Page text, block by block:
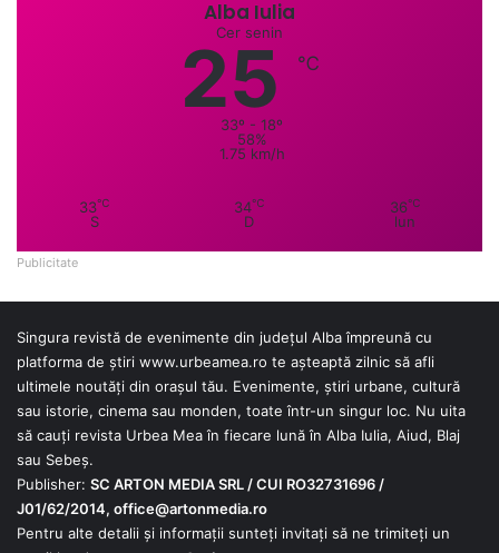
Alba Iulia
Cer senin
25 ℃
33º - 18º
58%
1.75 km/h
33℃
S
34℃
D
36℃
lun
Publicitate
Singura revistă de evenimente din județul Alba împreună cu
platforma de știri www.urbeamea.ro te așteaptă zilnic să afli
ultimele noutăți din orașul tău. Evenimente, știri urbane, cultură
sau istorie, cinema sau monden, toate într-un singur loc. Nu uita
să cauți revista Urbea Mea în fiecare lună în Alba Iulia, Aiud, Blaj
sau Sebeș.
Publisher: SC ARTON MEDIA SRL / CUI RO32731696 /
J01/62/2014, office@artonmedia.ro
Pentru alte detalii și informații sunteți invitați să ne trimiteți un